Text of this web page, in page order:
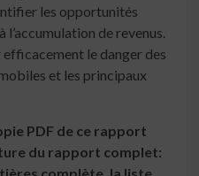
les opportunités
de revenus.
le danger des
et les principaux
PDF de ce rapport
du rapport complet: